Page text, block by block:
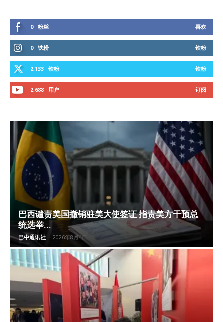
0 粉丝 喜欢
0 铁粉 铁粉
2,133 铁粉 铁粉
2,688 用户 订阅
巴西谴责美国撤销驻美大使签证 指责美方干预总
统选举...
巴中通讯社 - 2026年8月4日